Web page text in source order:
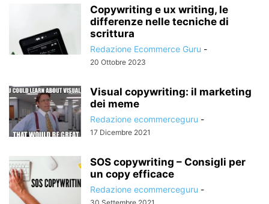
Copywriting e ux writing, le
differenze nelle tecniche di
scrittura
Redazione Ecommerce Guru -
20 Ottobre 2023
Visual copywriting: il marketing
dei meme
Redazione ecommerceguru -
17 Dicembre 2021
SOS copywriting – Consigli per
un copy efficace
Redazione ecommerceguru -